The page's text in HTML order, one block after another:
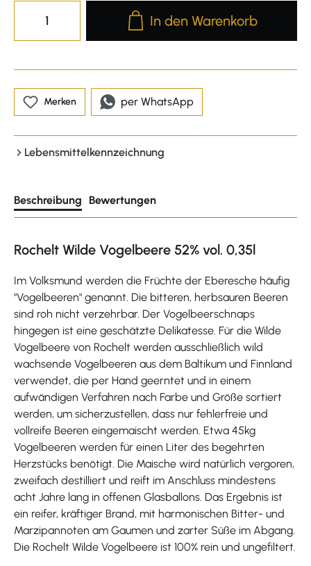
Produkt Anzahl: Gib den
In den Warenkorb
Merken per WhatsApp
Lebensmittelkennzeichnung
Beschreibung Bewertungen
Rochelt Wilde Vogelbeere 52% vol. 0,35l
Im Volksmund werden die Früchte der Eberesche häufig
"Vogelbeeren" genannt. Die bitteren, herbsauren Beeren
sind roh nicht verzehrbar. Der Vogelbeerschnaps
hingegen ist eine geschätzte Delikatesse. Für die Wilde
Vogelbeere von Rochelt werden ausschließlich wild
wachsende Vogelbeeren aus dem Baltikum und Finnland
verwendet, die per Hand geerntet und in einem
aufwändigen Verfahren nach Farbe und Größe sortiert
werden, um sicherzustellen, dass nur fehlerfreie und
vollreife Beeren eingemaischt werden. Etwa 45kg
Vogelbeeren werden für einen Liter des begehrten
Herzstücks benötigt. Die Maische wird natürlich vergoren,
zweifach destilliert und reift im Anschluss mindestens
acht Jahre lang in offenen Glasballons. Das Ergebnis ist
ein reifer, kräftiger Brand, mit harmonischen Bitter- und
Marzipannoten am Gaumen und zarter Süße im Abgang.
Die Rochelt Wilde Vogelbeere ist 100% rein und ungefiltert.